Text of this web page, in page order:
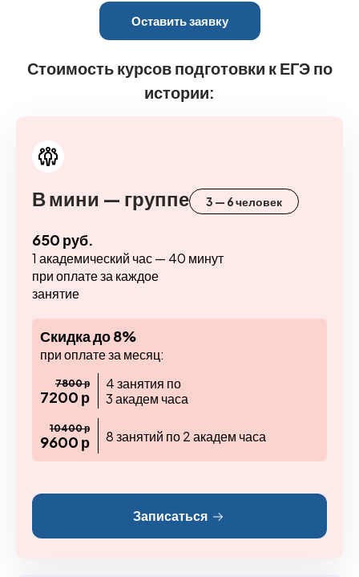
Оставить заявку
Стоимость курсов подготовки к ЕГЭ по
истории:
В мини — группе 3 — 6 человек
650 руб.
1 академический час — 40 минут
при оплате за каждое
занятие
Скидка до 8%
при оплате за месяц:
7800 р
7200 р
4 занятия по
3 академ часа
10400 р
9600 р 8 занятий по 2 академ часа
Записаться